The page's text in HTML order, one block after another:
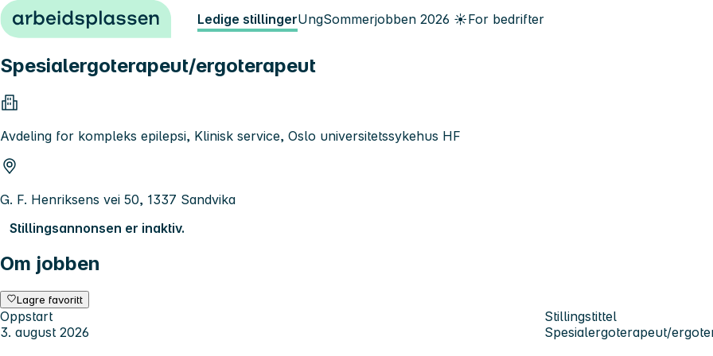
Hopp til innhold Ledige stillingerUngSommerjobben 2026 ☀️For bedrifter
Spesialergoterapeut/ergoterapeut
Avdeling for kompleks epilepsi, Klinisk service, Oslo universitetssykehus HF
G. F. Henriksens vei 50, 1337 Sandvika
Stillingsannonsen er inaktiv.
Om jobben
Lagre favoritt
Oppstart
3. august 2026
Stillingstittel
Spesialergoterapeut/